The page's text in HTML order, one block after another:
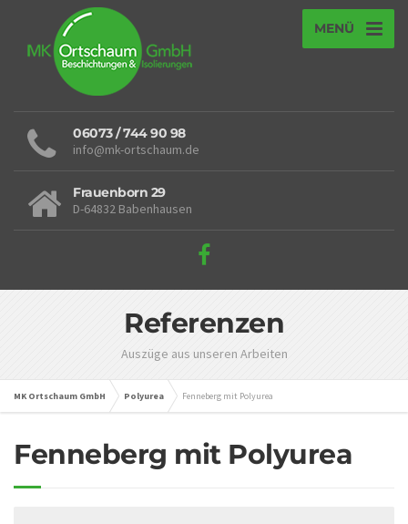
MENÜ
06073 / 744 90 98
info@mk-ortschaum.de
Frauenborn 29
D-64832 Babenhausen
Referenzen
Auszüge aus unseren Arbeiten
MK Ortschaum GmbH Polyurea Fenneberg mit Polyurea
Fenneberg mit Polyurea